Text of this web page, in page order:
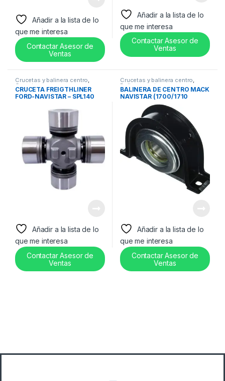
Añadir a la lista de lo
que me interesa
Contactar Asesor de
Ventas
Añadir a la lista de lo
que me interesa
Contactar Asesor de
Ventas
Crucetas y balinera centro,
Cruceta
CRUCETA FREIGTHLINER
FORD-NAVISTAR – SPL140
Añadir a la lista de lo
que me interesa
Contactar Asesor de
Ventas
Crucetas y balinera centro,
Balinera centro
BALINERA DE CENTRO MACK
NAVISTAR (1700/1710
SERIES) – HB88510
Añadir a la lista de lo
que me interesa
Contactar Asesor de
Ventas